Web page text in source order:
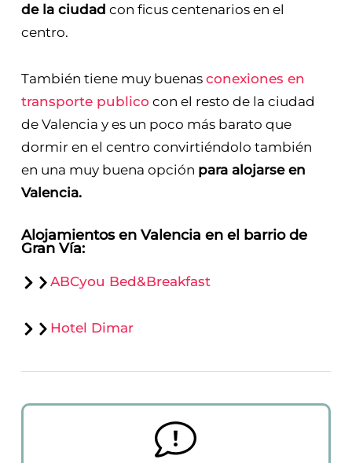
de la ciudad con ficus centenarios en el
centro.
También tiene muy buenas conexiones en
transporte publico con el resto de la ciudad
de Valencia y es un poco más barato que
dormir en el centro convirtiéndolo también
en una muy buena opción para alojarse en
Valencia.
Alojamientos en Valencia en el barrio de
Gran Vía:
ABCyou Bed&Breakfast
Hotel Dimar